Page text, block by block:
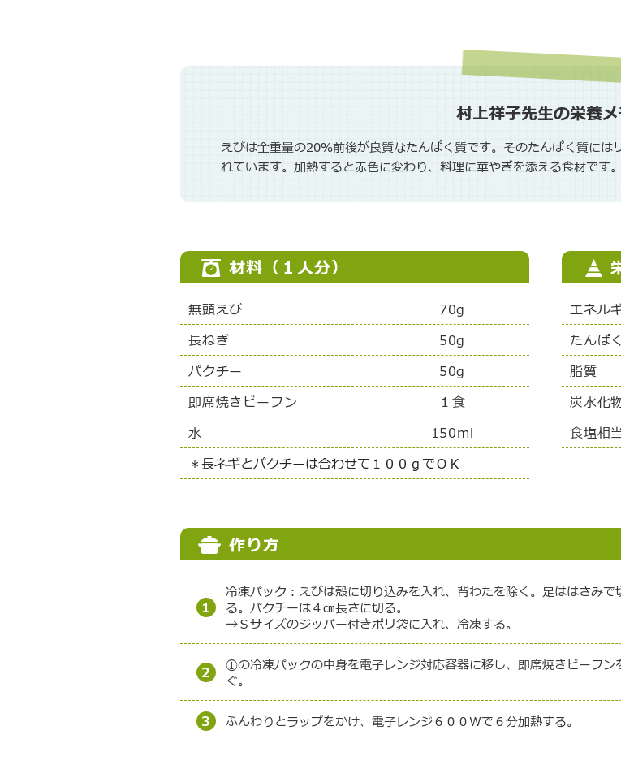
村上祥子先生の栄養
えびは全重量の20％前後が良質なたんぱく質です。そのたんぱく質に
れています。加熱すると赤色に変わり、料理に華やぎを添える食材です。
材料（１人分）
無頭えび
70g
長ねぎ
50g
パクチー
50g
即席焼きビーフン
１食
水
150ml
＊長ネギとパクチーは合わせて１００ｇでＯＫ
エネル
たんぱ
脂質
炭水化
食塩相
作り方
1
冷凍パック：えびは殻に切り込みを入れ、背わたを除く。足ははさみ
る。パクチーは４㎝長さに切る。
→Ｓサイズのジッパー付きポリ袋に入れ、冷凍する。
2
①の冷凍パックの中身を電子レンジ対応容器に移し、即席焼きビーフ
ぐ。
3 ふんわりとラップをかけ、電子レンジ６００Ｗで６分加熱する。